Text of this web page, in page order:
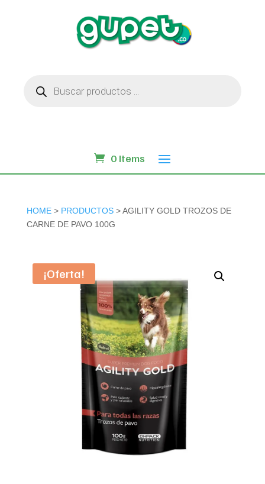
productos
0 Items
HOME> PRODUCTOS> AGILITY GOLD TROZOS DE
CARNE DE PAVO 100G
¡Oferta!